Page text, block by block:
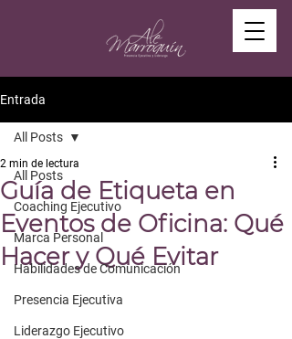
Entrada
All Posts
Coaching Ejecutivo
Marca Personal
Habilidades de Comunicación
Presencia Ejecutiva
Liderazgo Ejecutivo
All Posts
Guía de Etiqueta en
Eventos de Oficina: Qué
Hacer y Qué Evitar
2 min de lectura